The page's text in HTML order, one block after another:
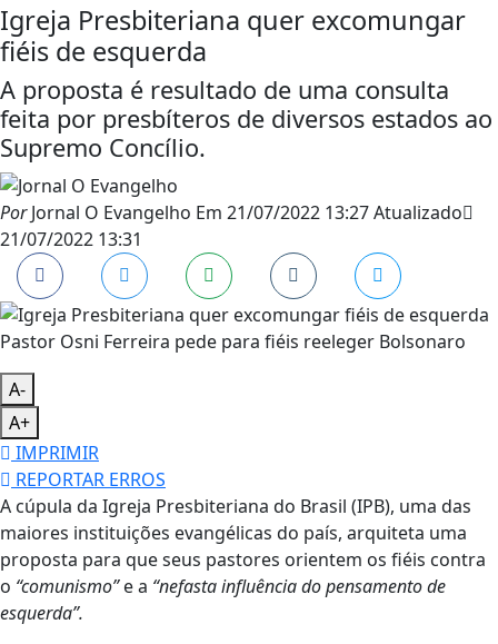
Igreja Presbiteriana quer excomungar
fiéis de esquerda
A proposta é resultado de uma consulta
feita por presbíteros de diversos estados ao
Supremo Concílio.
PorJornal O Evangelho Em 21/07/2022 13:27Atualizado
21/07/2022 13:31
Pastor Osni Ferreira pede para fiéis reeleger Bolsonaro
A-
A+
IMPRIMIR
REPORTAR ERROS
A cúpula da Igreja Presbiteriana do Brasil (IPB), uma das
maiores instituições evangélicas do país, arquiteta uma
proposta para que seus pastores orientem os fiéis contra
o “comunismo”e a “nefasta influência do pensamento de
esquerda”.